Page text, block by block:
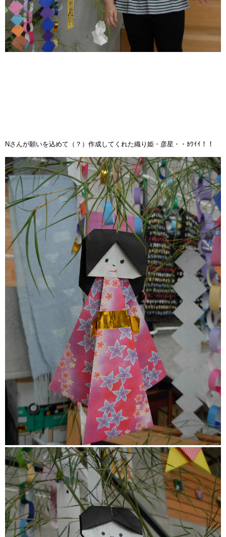
Nさんが願いを込めて（？）作成してくれた織り姫・ 彦星・・ｶﾜｲｲ！！